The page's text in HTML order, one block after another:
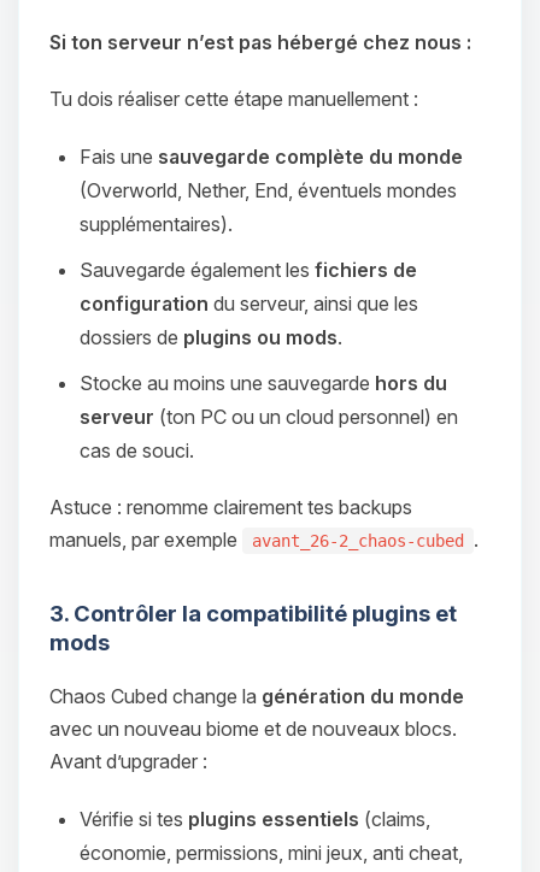
Si ton serveur n’est pas hébergé chez nous :
Tu dois réaliser cette étape manuellement :
Fais une sauvegarde complète du monde
(Overworld, Nether, End, éventuels mondes
supplémentaires).
Sauvegarde également les fichiers de
configuration du serveur, ainsi que les
dossiers de plugins ou mods.
Stocke au moins une sauvegarde hors du
serveur (ton PC ou un cloud personnel) en
cas de souci.
Astuce : renomme clairement tes backups
manuels, par exemple
avant_26-2_chaos-cubed .
3. Contrôler la compatibilité plugins et
mods
Chaos Cubed change la génération du monde
avec un nouveau biome et de nouveaux blocs.
Avant d’upgrader :
Vérifie si tes plugins essentiels (claims,
économie, permissions, mini jeux, anti cheat,